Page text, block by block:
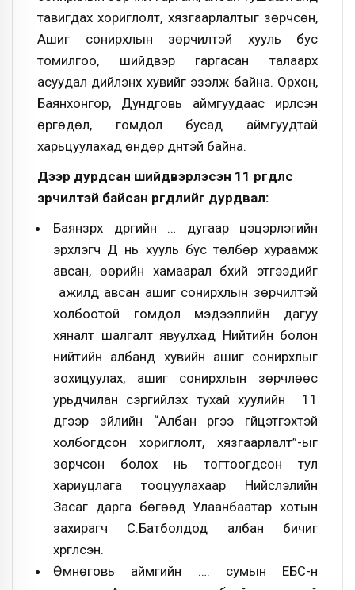
тавигдах хориглолт, хязгаарлалтыг зөрчсөн,
Ашиг сонирхлын зөрчилтэй хууль бус
томилгоо, шийдвэр гаргасан талаарх
асуудал дийлэнх хувийг эзэлж байна. Орхон,
Баянхонгор, Дундговь аймгуудаас ирүүлсэн
өргөдөл, гомдол бусад аймгуудтай
харьцуулахад өндөр дүнтэй байна.
Дээр дурдсан шийдвэрлэсэн 11 өргөдлөөс
зөрчилтэй байсан өргөдлийг дурдвал:
Баянзүрх дүүргийн … дугаар цэцэрлэгийн
эрхлэгч Д нь хууль бус төлбөр хураамж
авсан, өөрийн хамаарал бүхий этгээдийг
ажилд авсан ашиг сонирхлын зөрчилтэй
холбоотой гомдол мэдээллийн дагуу
хяналт шалгалт явуулхад Нийтийн болон
нийтийн албанд хувийн ашиг сонирхлыг
зохицуулах, ашиг сонирхлын зөрчлөөс
урьдчилан сэргийлэх тухай хуулийн 11
дүгээр зүйлийн “Албан үүргээ гүйцэтгэхтэй
холбогдсон хориглолт, хязгаарлалт”-ыг
зөрчсөн болох нь тогтоогдсон тул
хариуцлага тооцуулахаар Нийслэлийн
Засаг дарга бөгөөд Улаанбаатар хотын
захирагч С.Батболдод албан бичиг
хүргүүлсэн.
Өмнөговь аймгийн …. сумын ЕБС-н